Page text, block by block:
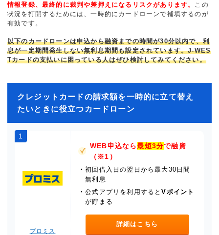
情報登録、最終的に裁判や差押えになるリスクがあります。
この
状況を打開するためには、一時的にカードローンで補填するのが
有効です。
以下のカードローンは申込から融資までの時間が30分以内で、利
息が一定期間発生しない無利息期間も設定されています。J-WES
Tカードの支払いに困っている人はぜひ検討してみてください。
クレジットカードの請求額を一時的に立て替え
たいときに役立つカードローン
1
プロミス
WEB申込なら最短3分で融資
（※1）
・初回借入日の翌日から最大30日間
無利息
・公式アプリを利用するとVポイント
が貯まる
詳細はこちら